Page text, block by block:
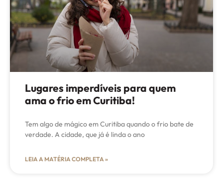
Lugares imperdíveis para quem
ama o frio em Curitiba!
Tem algo de mágico em Curitiba quando o frio bate de
verdade. A cidade, que já é linda o ano
LEIA A MATÉRIA COMPLETA »